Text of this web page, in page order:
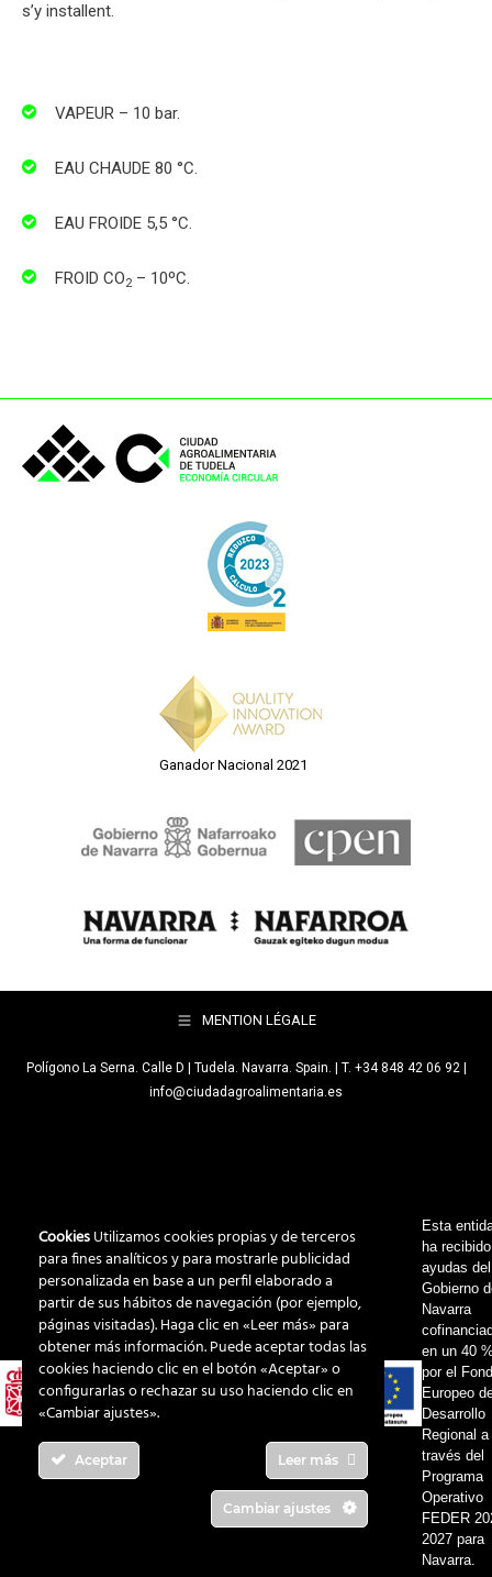
s’y installent.
VAPEUR – 10 bar.
EAU CHAUDE 80 °C.
EAU FROIDE 5,5 °C.
FROID CO2 – 10ºC.
Ganador Nacional 2021
MENTION LÉGALE
Polígono La Serna. Calle D | Tudela. Navarra. Spain. | T. +34 848 42 06 92 |
info@ciudadagroalimentaria.es
CookiesUtilizamos cookies propias y de terceros
para fines analíticos y para mostrarle publicidad
personalizada en base a un perfil elaborado a
partir de sus hábitos de navegación (por ejemplo,
páginas visitadas). Haga clic en «Leer más» para
obtener más información. Puede aceptar todas las
cookies haciendo clic en el botón «Aceptar» o
configurarlas o rechazar su uso haciendo clic en
«Cambiar ajustes».
Aceptar Leer más
Cambiar ajustes
Esta
ha recibido
ayudas del
Gobierno
Navarra
en un 40
por el
Europeo
Desarrollo
Regional a
través del
Programa
Operativo
FEDER
2027 para
Navarra.